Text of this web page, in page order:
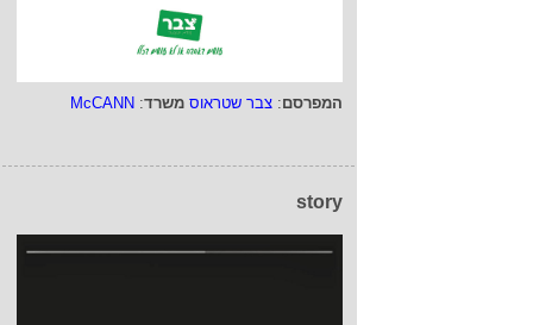
המפרסם: צבר שטראוס משרד:
McCANN
story